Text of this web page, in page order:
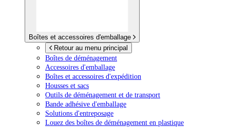
Boîtes et accessoires d'emballage
Retour au menu principal
Boîtes de déménagement
Accessoires d'emballage
Boîtes et accessoires d'expédition
Housses et sacs
Outils de déménagement et de transport
Bande adhésive d'emballage
Solutions d'entreposage
Louez des boîtes de déménagement en plastique